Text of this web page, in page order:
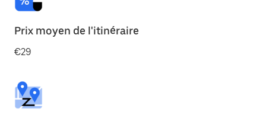
Prix moyen de l'itinéraire
€29